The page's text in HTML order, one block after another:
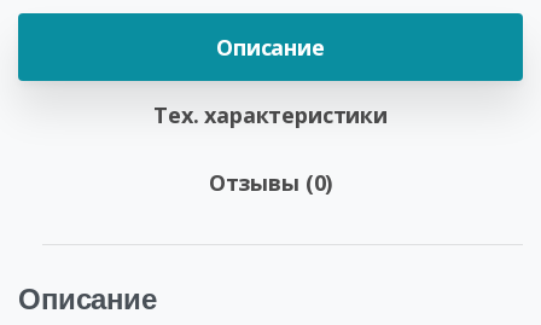
Описание
Тех. характеристики
Отзывы (0)
Описание